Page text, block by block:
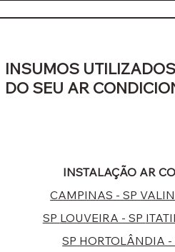
INSUMOS
DO SEU AR
INSTALAÇÃO AR
CAMPINAS - SP
SP LOUVEIRA - SP
SP HORTOLÂNDIA -